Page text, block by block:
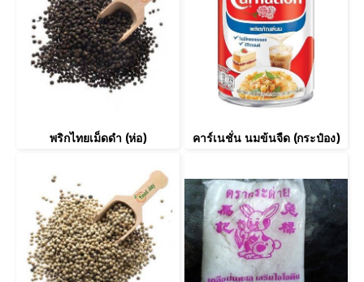
พริกไทยเม็ดดำ (ห่อ) คาร์เนชั่น นมข้นจืด (กระป๋อง)